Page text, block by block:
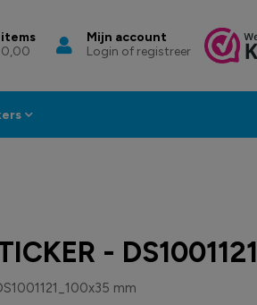
Mijn account
Login of registreer
- DS1001121
mm